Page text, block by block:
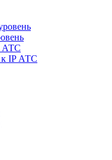
АТС
IP АТС